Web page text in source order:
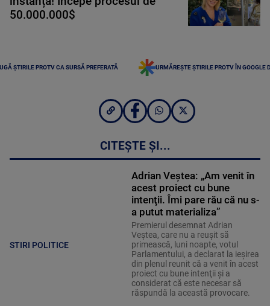
50.000.000$
ȘTIRILE PROTV CA SURSĂ PREFERATĂ URMĂREȘTE ȘTIRILE PROTV ÎN GOOGLE
CITEȘTE ȘI...
STIRI POLITICE
Adrian Veştea: „Am venit în
acest proiect cu bune
intenţii. Îmi pare rău că nu s-
a putut materializa”
Premierul desemnat Adrian
Veştea, care nu a reuşit să
primească, luni noapte, votul
Parlamentului, a declarat la ieşirea
din plenul reunit că a venit în acest
proiect cu bune intenţii şi a
considerat că este necesar să
răspundă la această provocare.